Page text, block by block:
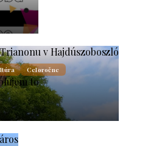
v Hajdúszoboszló
Celoročne
to